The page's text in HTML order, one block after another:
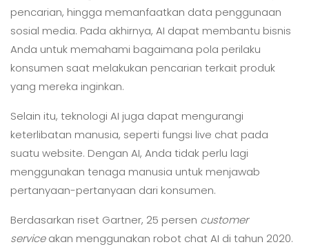
pencarian, hingga memanfaatkan data penggunaan
sosial media. Pada akhirnya, AI dapat membantu bisnis
Anda untuk memahami bagaimana pola perilaku
konsumen saat melakukan pencarian terkait produk
yang mereka inginkan.
Selain itu, teknologi AI juga dapat mengurangi
keterlibatan manusia, seperti fungsi live chat pada
suatu website. Dengan AI, Anda tidak perlu lagi
menggunakan tenaga manusia untuk menjawab
pertanyaan-pertanyaan dari konsumen.
Berdasarkan riset Gartner, 25 persen customer
serviceakan menggunakan robot chat AI di tahun 2020.